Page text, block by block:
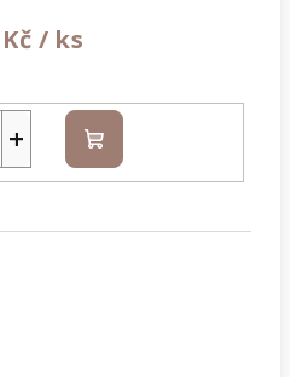
/ ks
+ Do
košíku